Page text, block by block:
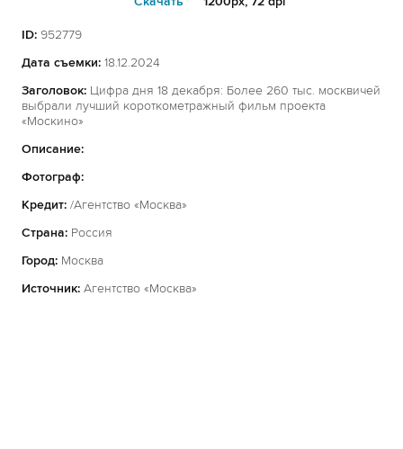
ID: 952779
Дата съемки: 18.12.2024
Заголовок: Цифра дня 18 декабря: Более 260 тыс. москвичей
выбрали лучший короткометражный фильм проекта
«Москино»
Описание:
Фотограф:
Кредит: /Агентство «Москва»
Страна: Россия
Город: Москва
Источник: Агентство «Москва»